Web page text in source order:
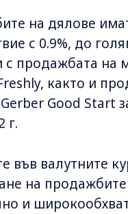
на дялове
с 0.9%, до
с продажбата на
както и
Good Start
г.
във валутните
на продажбите
и